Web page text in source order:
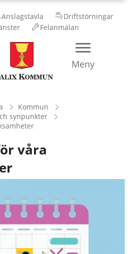
Anslagstavla
Driftstörningar
Felanmälan
Kalix
Kommun
Meny
Kommun
synpunkter
våra